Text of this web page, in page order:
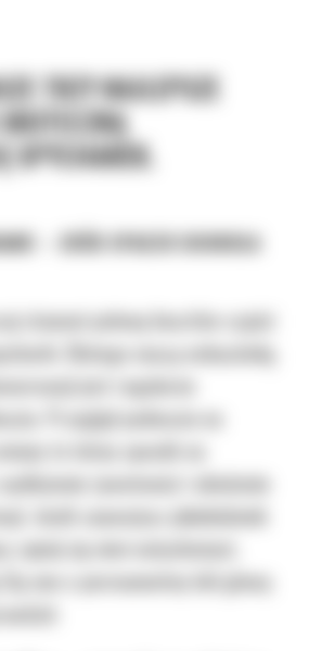
TRZY NAJLEPSZE
SPYCHAREK.
– ZRÓB SPACER DOOKOŁA
stanowi połowę kosztów części
Dlatego naszą wskazówką
jest regularne
Przegląd podwozia na
to łatwy sposób na
żywotności i obniżenie
Jeżeli zauważysz jakiekolwiek
zajmij się nimi natychmiast,
one o permanentny ból głowy.